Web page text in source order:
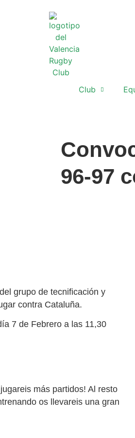
Club
96-97
grupo de tecnificación y
contra Cataluña.
7 de Febrero a las 11,30
más partidos! Al resto
os llevareis una gran